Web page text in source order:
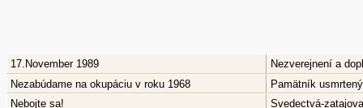
17.November 1989
Nezverejnení a
Nezabúdame na okupáciu v roku 1968
Pamätník
Nebojte sa!
Svedectvá-